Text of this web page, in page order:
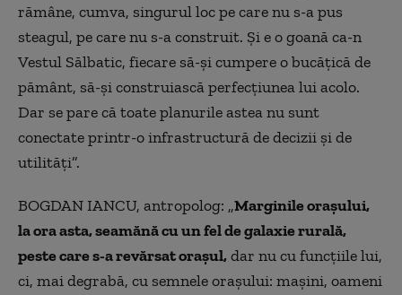
rămâne, cumva, singurul loc pe care nu s-a pus
steagul, pe care nu s-a construit. Și e o goană ca-n
Vestul Sălbatic, fiecare să-și cumpere o bucățică de
pământ, să-și construiască perfecțiunea lui acolo.
Dar se pare că toate planurile astea nu sunt
conectate printr-o infrastructură de decizii și de
utilități”.
BOGDAN IANCU, antropolog: „Marginile orașului,
la ora asta, seamănă cu un fel de galaxie rurală,
peste care s-a revărsat orașul,dar nu cu funcțiile lui,
ci, mai degrabă, cu semnele orașului: mașini, oameni